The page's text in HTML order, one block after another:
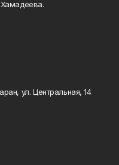
ул. Центральная, 14